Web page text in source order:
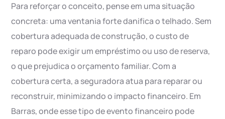
Para reforçar o conceito, pense em uma situação
concreta: uma ventania forte danifica o telhado. Sem
cobertura adequada de construção, o custo de
reparo pode exigir um empréstimo ou uso de reserva,
o que prejudica o orçamento familiar. Com a
cobertura certa, a seguradora atua para reparar ou
reconstruir, minimizando o impacto financeiro. Em
Barras, onde esse tipo de evento financeiro pode